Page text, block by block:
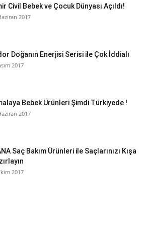
Civil Bebek ve Çocuk Dünyası Açıldı!
2017
Doğanın Enerjisi Serisi ile Çok İddialı
2017
Bebek Ürünleri Şimdi Türkiyede !
2017
Saç Bakım Ürünleri ile Saçlarınızı Kışa
2017